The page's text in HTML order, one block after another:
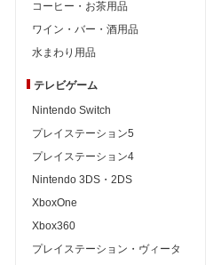
コーヒー・お茶用品
ワイン・バー・酒用品
水まわり用品
テレビゲーム
Nintendo Switch
プレイステーション5
プレイステーション4
Nintendo 3DS・2DS
XboxOne
Xbox360
プレイステーション・ヴィータ